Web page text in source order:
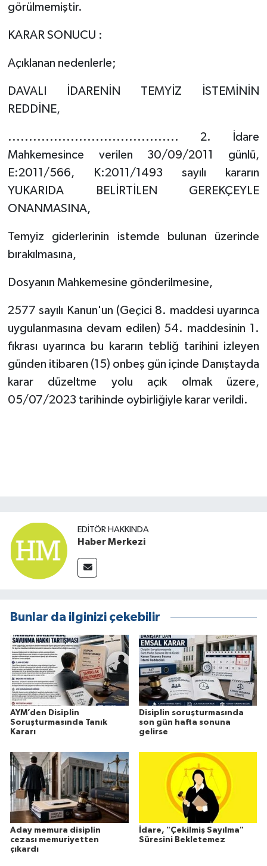
görülmemiştir.
KARAR SONUCU :
Açıklanan nedenlerle;
DAVALI İDARENİN TEMYİZ İSTEMİNİN
REDDİNE,
......................................... 2. İdare
Mahkemesince verilen 30/09/2011 günlü,
E:2011/566, K:2011/1493 sayılı kararın
YUKARIDA BELİRTİLEN GEREKÇEYLE
ONANMASINA,
Temyiz giderlerinin istemde bulunan üzerinde
bırakılmasına,
Dosyanın Mahkemesine gönderilmesine,
2577 sayılı Kanun'un (Geçici 8. maddesi uyarınca
uygulanmasına devam edilen) 54. maddesinin 1.
fıkrası uyarınca bu kararın tebliğ tarihini izleyen
günden itibaren (15) onbeş gün içinde Danıştayda
karar düzeltme yolu açık olmak üzere,
05/07/2023 tarihinde oybirliğiyle karar verildi.
EDITÖR HAKKINDA
Haber Merkezi
Bunlar da ilginizi çekebilir
AYM’den Disiplin
Soruşturmasında Tanık
Kararı
Disiplin soruşturmasında
son gün hafta sonuna
gelirse
Aday memura disiplin
cezası memuriyetten
çıkardı
İdare, "Çekilmiş Sayılma"
Süresini Bekletemez